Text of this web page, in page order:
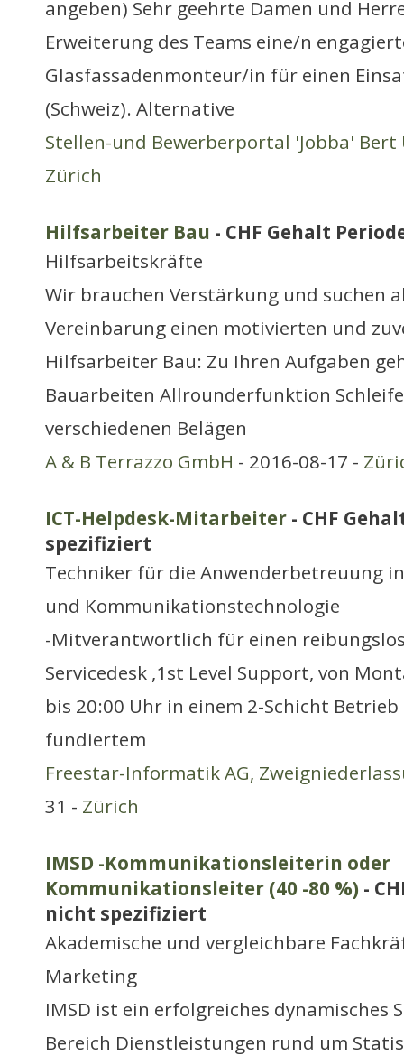
angeben) Sehr geehrte Damen und
Erweiterung des Teams eine/n
Glasfassadenmonteur/in für einen
(Schweiz). Alternative
Stellen-und Bewerberportal 'Jobba' Bert
Zürich
Hilfsarbeiter Bau - CHF Gehalt
Hilfsarbeitskräfte
Wir brauchen Verstärkung und suchen
Vereinbarung einen motivierten und
Hilfsarbeiter Bau: Zu Ihren Aufgaben
Bauarbeiten Allrounderfunktion
verschiedenen Belägen
A & B Terrazzo GmbH - 2016-08-17 -
ICT-Helpdesk-Mitarbeiter - CHF
spezifiziert
Techniker für die Anwenderbetreuung
und Kommunikationstechnologie
-Mitverantwortlich für einen
Servicedesk ,1st Level Support, von
bis 20:00 Uhr in einem 2-Schicht
fundiertem
Freestar-Informatik AG,
31 - Zürich
IMSD -Kommunikationsleiterin oder
Kommunikationsleiter (40 -80 %) -
nicht spezifiziert
Akademische und vergleichbare
Marketing
IMSD ist ein erfolgreiches dynamisches
Bereich Dienstleistungen rund um